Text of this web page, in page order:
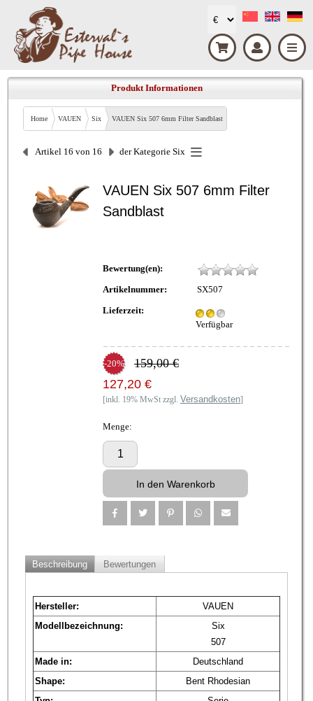
Produkt Informationen
Home VAUEN Six VAUEN Six 507 6mm Filter Sandblast
Artikel 16 von 16 der Kategorie Six
VAUEN Six 507 6mm Filter
Sandblast
Bewertung(en):
Artikelnummer:
SX507
Lieferzeit:
Verfügbar
159,00 €
-20%
127,20 €
[inkl. 19% MwSt zzgl. Versandkosten]
Menge:
Beschreibung Bewertungen
Hersteller:
VAUEN
Modellbezeichnung:
Six
507
Made in:
Deutschland
Shape:
Bent Rhodesian